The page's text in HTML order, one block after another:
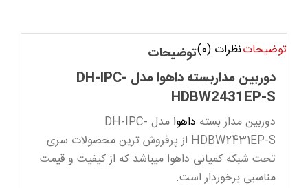
توضیحاتنظرات (0) توضیحات
دوربین مداربسته داهوا مدل DH-IPC-
HDBW2431EP-S
دوربین مدار بسته داهوا
مدل DH-IPC-
HDBW2431EP-S از پرفروش ترین محصولات سری
تحت شبکه کمپانی داهوا میباشد که از کیفیت و قیمت
مناسبی برخوردار است.